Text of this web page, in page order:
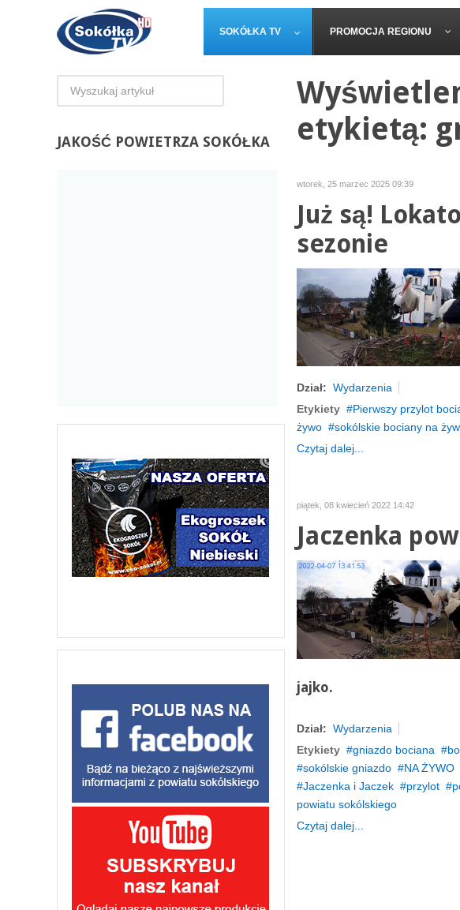
SOKÓŁKA TV PROMOCJA REGIONU
etykietą:
wtorek, 25 marzec 2025 09:39
Już są!
sezonie
Dział: Wydarzenia
Etykiety
Pierwszy przylot
żywo
sokólskie bociany na
Czytaj dalej...
piątek, 08 kwiecień 2022 14:42
Jaczenka
jajko.
Dział: Wydarzenia
Etykiety
gniazdo bociana
sokólskie gniazdo
NA ŻYWO
Jaczenka i Jaczek
przylot
powiatu sokólskiego
Czytaj dalej...
JAKOŚĆ POWIETRZA SOKÓŁKA